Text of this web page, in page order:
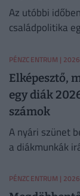
Az utóbbi
családpolitika
PÉNZCENTRUM |
Elképesztő,
egy diák
számok
A nyári szünet
a diákmunkák
PÉNZCENTRUM |